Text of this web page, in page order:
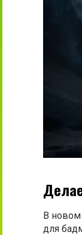
В новом
для